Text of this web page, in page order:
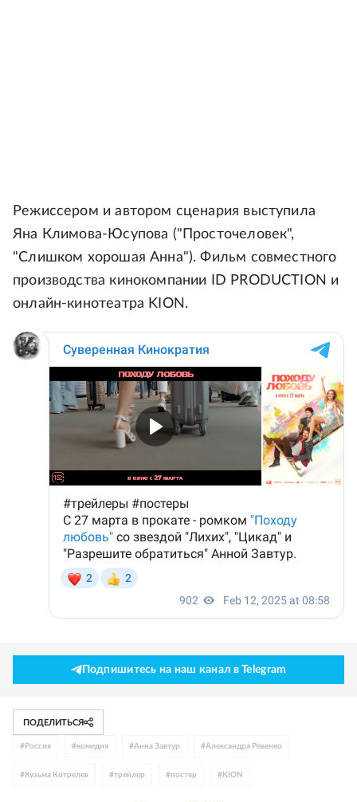
Режиссером и автором сценария выступила
Яна Климова-Юсупова ("Просточеловек",
"Слишком хорошая Анна"). Фильм совместного
производства кинокомпании ID PRODUCTION и
онлайн-кинотеатра KION.
Подпишитесь на наш канал в Telegram
ПОДЕЛИТЬСЯ
# Россия #комедия #Анна Завтур #Александра Ревенко
# Кузьма Котрелев #трейлер #постер # KION